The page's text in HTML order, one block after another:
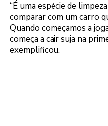
“É uma espécie de
comparar com um carro
Quando começamos a
começa a cair suja na
exemplificou.